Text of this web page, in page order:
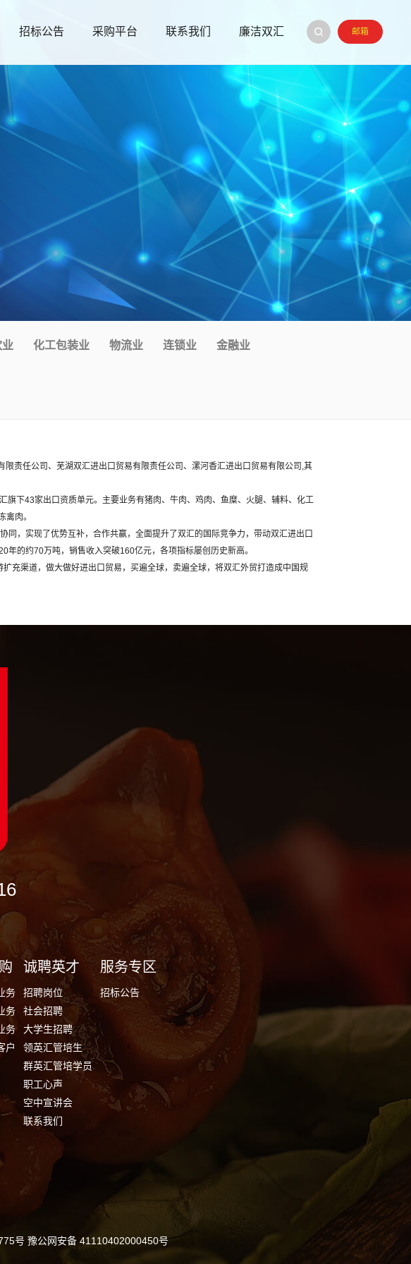
招标公告 采购平台 联系我们 廉洁双汇 邮箱
业 化工包装业 物流业 连锁业 金融业
责任公司、芜湖双汇进出口贸易有限责任公司、漯河香汇进出口贸易有限公司,其
下43家出口资质单元。主要业务有猪肉、牛肉、鸡肉、鱼糜、火腿、辅料、化工
禽肉。
，实现了优势互补，合作共赢，全面提升了双汇的国际竞争力，带动双汇进出口
的约70万吨，销售收入突破160亿元，各项指标屡创历史新高。
充渠道，做大做好进出口贸易，买遍全球，卖遍全球，将双汇外贸打造成中国规
务
务
务
户
诚聘英才
招聘岗位
社会招聘
大学生招聘
领英汇管培生
群英汇管培学员
职工心声
空中宣讲会
联系我们
服务专区
招标公告
号 豫公网安备 41110402000450号